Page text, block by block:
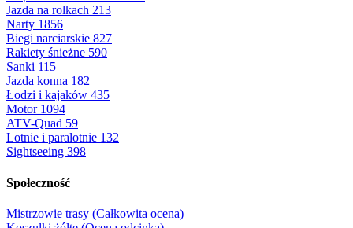
Jazda na rolkach 213
Narty 1856
Biegi narciarskie 827
Rakiety śnieżne 590
Sanki 115
Jazda konna 182
Łodzi i kajaków 435
Motor 1094
ATV-Quad 59
Lotnie i paralotnie 132
Sightseeing 398
Społeczność
Mistrzowie trasy (Całkowita ocena)